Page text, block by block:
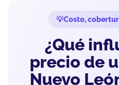
Costo,
¿Qué
precio de
Nuevo